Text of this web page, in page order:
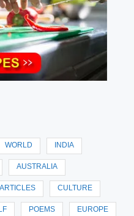
WORLD INDIA
AUSTRALIA
ARTICLES CULTURE
POEMS EUROPE